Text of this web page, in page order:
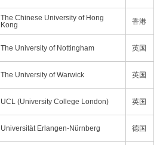
The Chinese University of Hong
Kong
香港
The University of Nottingham 英国
The University of Warwick 英国
UCL (University College London) 英国
Universität Erlangen-Nürnberg 德国